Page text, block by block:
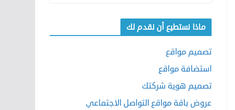
ماذا نستطيع أن نقدم لك
تصميم مواقع
استضافة مواقع
تصميم هوية شركتك
عروض باقة مواقع التواصل الاجتماعي